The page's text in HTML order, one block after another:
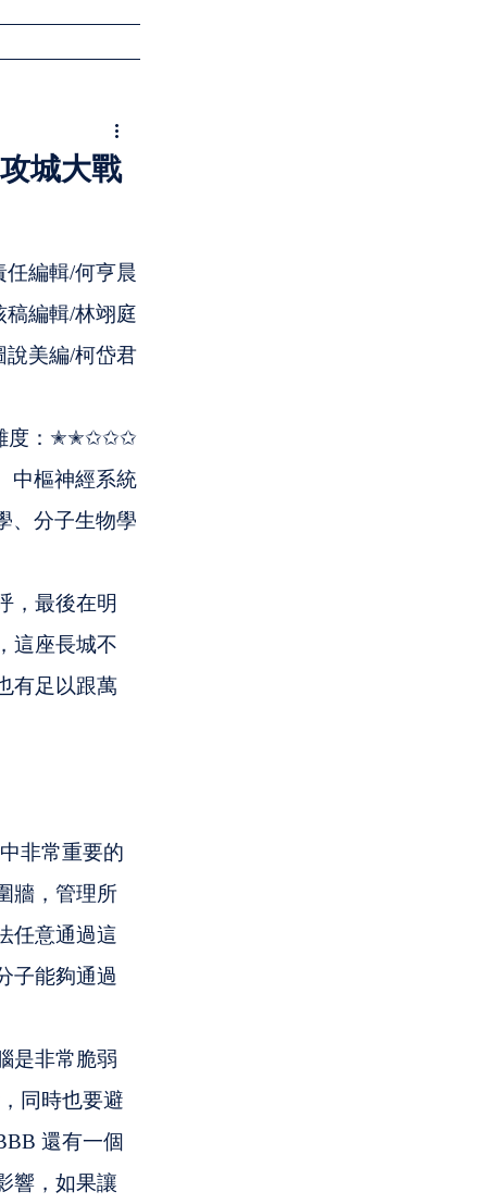
城大戰
任編輯/何亨晨
稿編輯/林翊庭
說美編/柯岱君
度：✭✭✩✩✩
中樞神經系統
、分子生物學
，最後在明
這座長城不
有足以跟萬
非常重要的
牆，管理所
任意通過這
子能夠通過
是非常脆弱
同時也要避
還有一個
響，如果讓